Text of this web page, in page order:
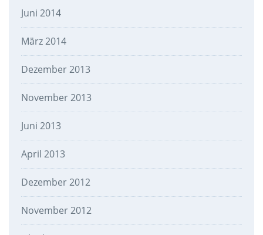
Juni 2014
März 2014
Dezember 2013
November 2013
Juni 2013
April 2013
Dezember 2012
November 2012